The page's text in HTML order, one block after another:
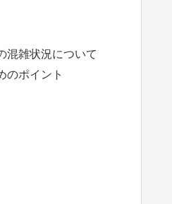
混雑状況について
のポイント